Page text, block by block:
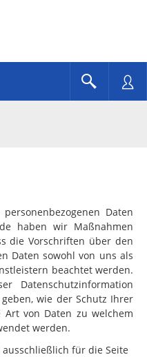
Daten
haben wir Maßnahmen
die Vorschriften über den
Daten sowohl von uns als
beachtet werden.
Datenschutzinformation
wie der Schutz Ihrer
Art von Daten zu welchem
werden.
für die Seite